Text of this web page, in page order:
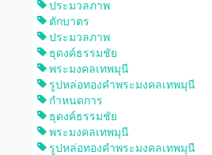
ประมวลภาพ
ตักบาตร
ประมวลภาพ
ธุดงค์ธรรมชัย
พระมงคลเทพมุนี
รูปหล่อทองคำพระมงคลเทพมุนี
กำหนดการ
ธุดงค์ธรรมชัย
พระมงคลเทพมุนี
รูปหล่อทองคำพระมงคลเทพมุนี